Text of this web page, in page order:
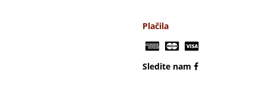
Plačila
Sledite nam